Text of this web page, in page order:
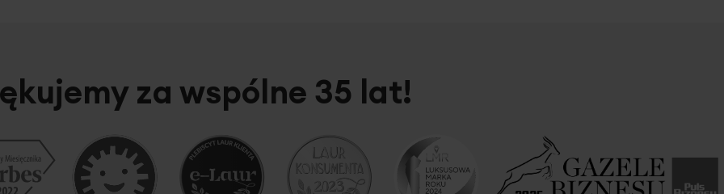
za wspólne 35 lat!